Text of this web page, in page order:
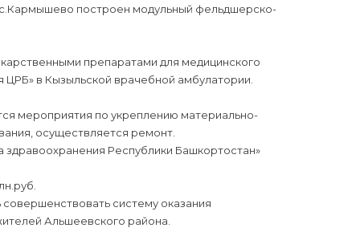
с.Кармышево построен модульный фельдшерско-
препаратами для медицинского
в Кызыльской врачебной амбулатории.
мероприятия по укреплению материально-
осуществляется ремонт.
Республики Башкортостан»
систему оказания
Альшеевского района.